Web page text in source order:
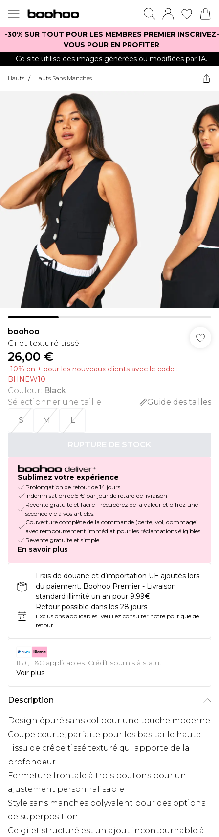
-30% SUR TOUT POUR LES MEMBRES PREMIER INSCRIVEZ-
VOUS POUR EN PROFITER
Ce site utilise des images générées ou modifiées par IA.
Hauts / Hauts Sans Manches
boohoo
Gilet texturé tissé
26,00 €
-10% en + pour les nouveaux clients avec le code :
BHNEW10
Couleur: Black
Sélectionner une taille:
Guide des tailles
S
M L
RUPTURE DE STOCK
Sublimez votre expérience
Prolongation de retour de 14 jours
Indemnisation de 5 € par jour de retard de livraison
Revente gratuite et facile - récupérez de la valeur et offrez une
seconde vie à vos articles.
Couverture complète de la commande (perte, vol, dommage)
avec remboursement immédiat pour les réclamations éligibles
Revente gratuite et simple
En savoir plus
Frais de douane et d’importation UE ajoutés lors
du paiement. Boohoo Premier - Livraison
standard illimité un an pour 9,99€
Retour possible dans les 28 jours
Exclusions applicables. Veuillez consulter notre politique de
retour
18+, T&C applicables. Crédit soumis à statut
Voir plus
Description
Design épuré sans col pour une touche moderne
Coupe courte, parfaite pour les bas taille haute
Tissu de crêpe tissé texturé qui apporte de la
profondeur
Fermeture frontale à trois boutons pour un
ajustement personnalisable
Style sans manches polyvalent pour des options
de superposition
Ce gilet structuré est un ajout incontournable à